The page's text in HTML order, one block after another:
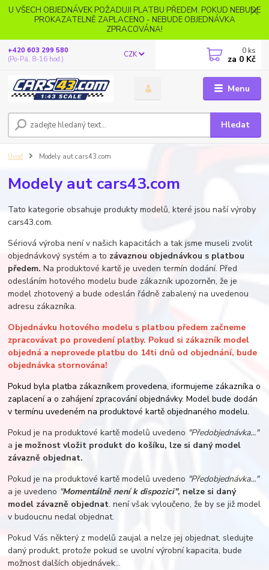
U VŠECH OBJEDNÁVEK POŽADUJI PLATBU PŘEDEM. POKUD NEBUDE
PROKAZATELNĚ ZAPLACENO - NEBUDE OBJEDNÁVKA
ZPRACOVÁNA!
Menu
CZK
Hledat
+420 603 299 580
(Po-Pá, 8-16 hod.)
0 ks
za 0 Kč
Úvod Modely aut cars43.com
Modely aut cars43.com
Tato kategorie obsahuje produkty modelů, které jsou naší výroby
cars43.com.
Sériová výroba není v našich kapacitách a tak jsme museli zvolit
objednávkový systém a to závaznou objednávkou s platbou
předem.Na produktové kartě je uveden termín dodání. Před
odesláním hotového modelu bude zákazník upozorněn, že je
model zhotovený a bude odeslán řádně zabalený na uvedenou
adresu zákazníka.
Objednávku hotového modelu s platbou předem začneme
zpracovávat po provedení platby. Pokud si zákazník model
objedná a neprovede platbu do 14ti dnů od objednání, bude
objednávka stornována!
Pokud byla platba zákazníkem provedena, iformujeme zákazníka o
zaplacení a o zahájení zpracování objednávky. Model bude dodán
v termínu uvedeném na produktové kartě objednaného modelu.
Pokud je na produktové kartě modelů uvedeno "Předobjednávka..."
a je možnost vložit produkt do košíku, lze si daný model
závazně objednat.
Pokud je na produktové kartě modelů uvedeno "Předobjednávka..."
a je uvedeno "Momentálně není k dispozici", nelze si daný
model závazně objednat. není však vyloučeno, že by se již model
v budoucnu nedal objednat.
Pokud Vás některý z modelů zaujal a nelze jej objednat, sledujte
daný produkt, protože pokud se uvolní výrobní kapacita, bude
možnost dalších objednávek...